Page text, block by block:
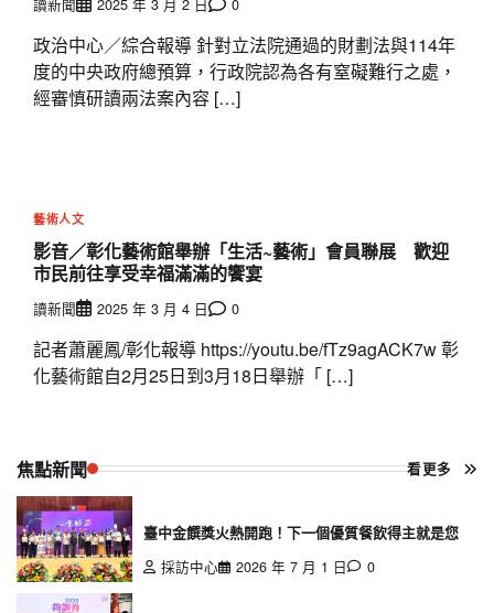
政治中心／綜合報導 針對立法院通過的財劃法與114年
度的中央政府總預算，行政院認為各有窒礙難行之處，
經審慎研讀兩法案內容 […]
藝術人文
影音／彰化藝術館舉辦「生活~藝術」會員聯展 歡迎
市民前往享受幸福滿滿的饗宴
讀新聞 2025 年 3 月 4 日 0
記者蕭麗鳳/彰化報導 https://youtu.be/fTz9agACK7w 彰
化藝術館自2月25日到3月18日舉辦「 […]
焦點新聞 看更多
臺中金饌獎火熱開跑！下一個優質餐飲得主就是您
採訪中心
2026 年 7 月 1 日 0